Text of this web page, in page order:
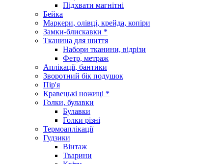
Підхвати магнітні
Бейка
Маркери, олівці, крейда, копіри
Замки-блискавки *
Тканина для шиття
Набори тканини, відрізи
Фетр, метраж
Аплікації, бантики
Зворотний бік подушок
Пір'я
Кравецькі ножиці *
Голки, булавки
Булавки
Голки різні
Термоаплікації
Гудзики
Вінтаж
Тварини